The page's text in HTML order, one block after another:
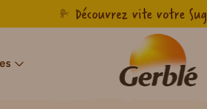
Découvrez vite votre